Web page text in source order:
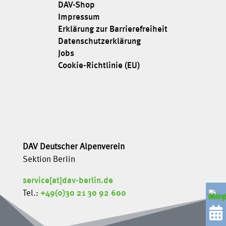
DAV-Shop
Impressum
Erklärung zur Barrierefreiheit
Datenschutzerklärung
Jobs
Cookie-Richtlinie (EU)
DAV Deutscher Alpenverein
Sektion Berlin
service[at]dav-berlin.de
Tel.: +49(0)30 21 30 92 600
